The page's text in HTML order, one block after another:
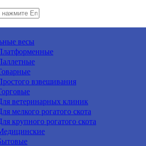
весы
взвешивания
ветеринарных клиник
мелкого рогатого скота
крупного рогатого скота